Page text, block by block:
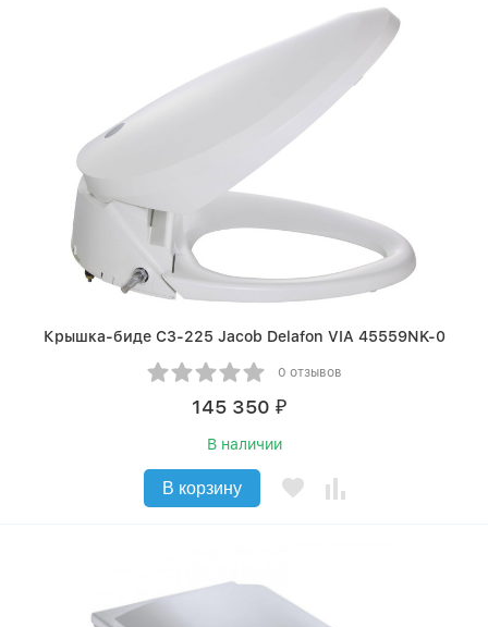
Крышка-биде C3-225 Jacob Delafon VIA 45559NK-0
0 отзывов
145 350 ₽
В наличии
В корзину